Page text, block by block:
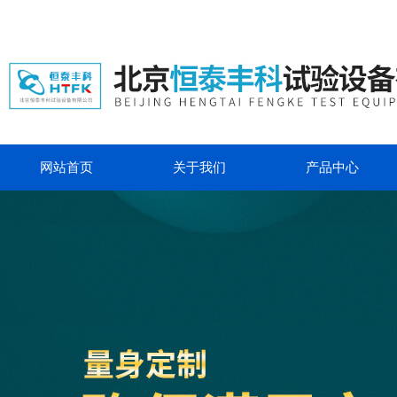
网站首页 关于我们 产品中心